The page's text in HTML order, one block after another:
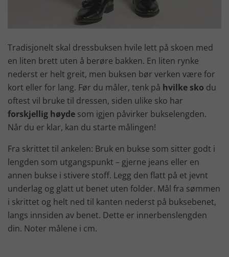
Tradisjonelt skal dressbuksen hvile lett på skoen med
en liten brett uten å berøre bakken. En liten rynke
nederst er helt greit, men buksen bør verken være for
kort eller for lang. Før du måler, tenk på hvilke sko du
oftest vil bruke til dressen, siden ulike sko har
forskjellig høyde som igjen påvirker bukselengden.
Når du er klar, kan du starte målingen!
Fra skrittet til ankelen: Bruk en bukse som sitter godt i
lengden som utgangspunkt – gjerne jeans eller en
annen bukse i stivere stoff. Legg den flatt på et jevnt
underlag og glatt ut benet uten folder. Mål fra sømmen
i skrittet og helt ned til kanten nederst på buksebenet,
langs innsiden av benet. Dette er innerbenslengden
din. Noter målene i cm.